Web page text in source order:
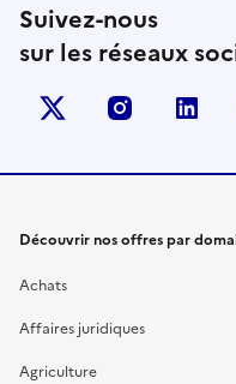
Suivez-nous
sur les réseaux
X (anciennement
instagram
Découvrir nos offres par
Achats
Affaires juridiques
Agriculture